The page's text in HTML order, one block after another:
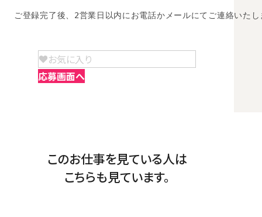
ご登録完了後、2営業日以内にお電話かメールにてご連絡いたし
お気に入り
応募画面へ
このお仕事を見ている人は
こちらも見ています。